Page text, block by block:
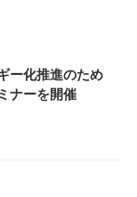
ー化推進のため
ナーを開催